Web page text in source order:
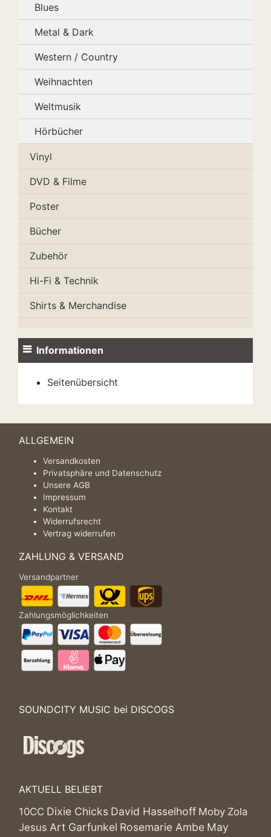
Blues
Metal & Dark
Western / Country
Weihnachten
Weltmusik
Hörbücher
Vinyl
DVD & Filme
Poster
Bücher
Zubehör
Hi-Fi & Technik
Shirts & Merchandise
Informationen
Seitenübersicht
ALLGEMEIN
Versandkosten
Privatsphäre und Datenschutz
Unsere AGB
Impressum
Kontakt
Widerrufsrecht
Vertrag widerrufen
ZAHLUNG & VERSAND
Versandpartner
Zahlungsmöglichkeiten
SOUNDCITY MUSIC bei DISCOGS
AKTUELL BELIEBT
10CC Dixie Chicks David Hasselhoff Moby Zola
Jesus Art Garfunkel Rosemarie Ambe May